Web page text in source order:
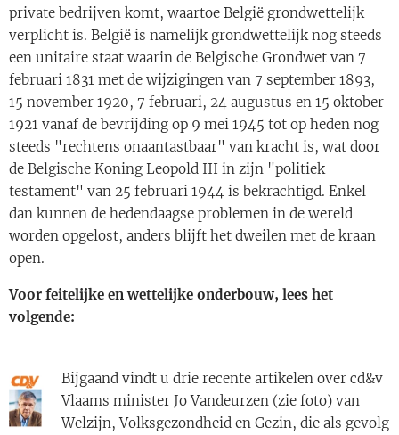
private bedrijven komt, waartoe België grondwettelijk
verplicht is. België is namelijk grondwettelijk nog steeds
een unitaire staat waarin de Belgische Grondwet van 7
februari 1831 met de wijzigingen van 7 september 1893,
15 november 1920, 7 februari, 24 augustus en 15 oktober
1921 vanaf de bevrijding op 9 mei 1945 tot op heden nog
steeds "rechtens onaantastbaar" van kracht is, wat door
de Belgische Koning Leopold III in zijn "politiek
testament" van 25 februari 1944 is bekrachtigd. Enkel
dan kunnen de hedendaagse problemen in de wereld
worden opgelost, anders blijft het dweilen met de kraan
open.
Voor feitelijke en wettelijke onderbouw, lees het
volgende:
Bijgaand vindt u drie recente artikelen over cd&v
Vlaams minister Jo Vandeurzen (zie foto) van
Welzijn, Volksgezondheid en Gezin, die als gevolg